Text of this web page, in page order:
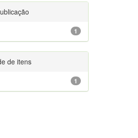
1
de itens
1